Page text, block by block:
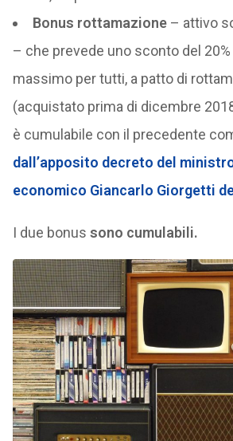
Bonus rottamazione– attivo
– che prevede uno sconto del
massimo per tutti, a patto di
(acquistato prima di dicembre
è cumulabile con il precedente
dall’apposito decreto del
economico Giancarlo Giorgetti
I due bonus sono cumulabili.